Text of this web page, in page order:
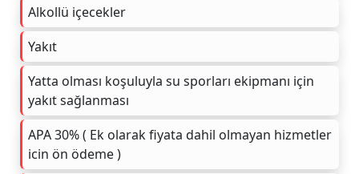
Alkollü içecekler
Yakıt
Yatta olması koşuluyla su sporları ekipmanı için
yakıt sağlanması
APA 30% ( Ek olarak fiyata dahil olmayan hizmetler
icin ön ödeme )